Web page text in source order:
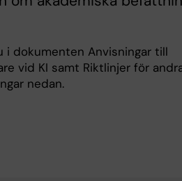
dokumenten Anvisningar till
vid KI samt Riktlinjer för
nedan.